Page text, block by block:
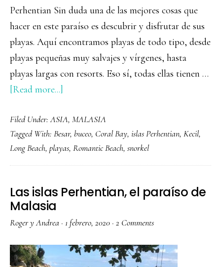
Perhentian Sin duda una de las mejores cosas que
hacer en este paraíso es descubrir y disfrutar de sus
playas. Aquí encontramos playas de todo tipo, desde
playas pequeñas muy salvajes y vírgenes, hasta
playas largas con resorts. Eso sí, todas ellas tienen …
[Read more...]
ver
y
hacer
en
Islas
Filed Under:ASIA, MALASIA
Tagged With: Besar, buceo, Coral Bay, islas Perhentian, Kecil,
Long Beach, playas, Romantic Beach, snorkel
Las islas Perhentian, el paraíso de
Malasia
Roger y Andrea · 1 febrero, 2020 · 2 Comments